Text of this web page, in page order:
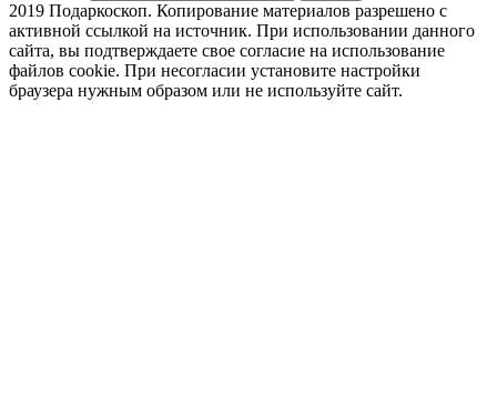
2019 Подаркоскоп. Копирование материалов разрешено с
активной ссылкой на источник. При использовании данного
сайта, вы подтверждаете свое согласие на использование
файлов cookie. При несогласии установите настройки
браузера нужным образом или не используйте сайт.